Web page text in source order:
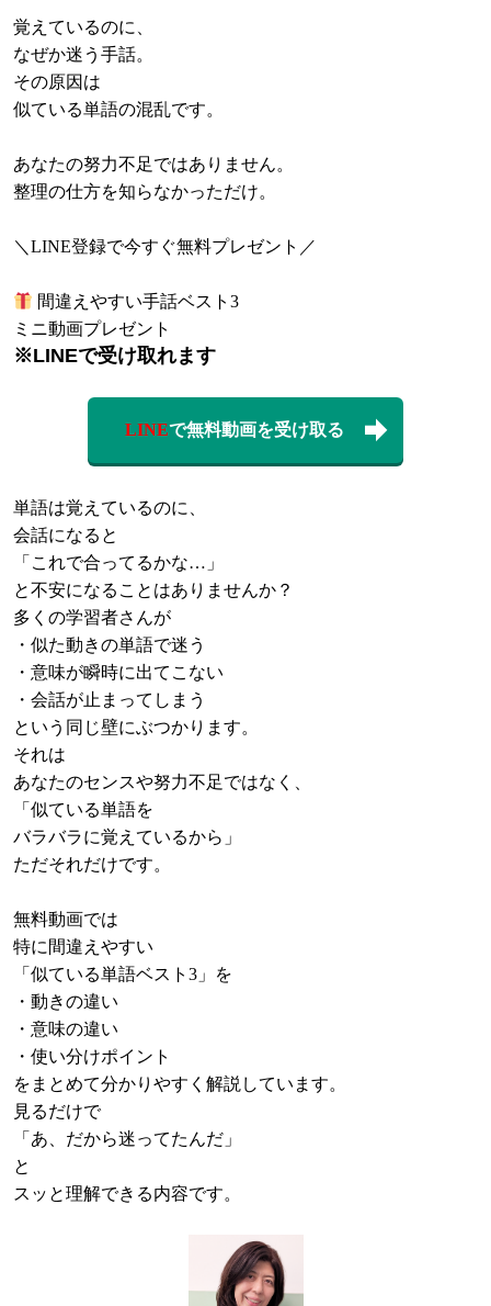
覚えているのに、
なぜか迷う手話。
その原因は
似ている単語の混乱です。
あなたの努力不足ではありません。
整理の仕方を知らなかっただけ。
＼LINE登録で今すぐ無料プレゼント／
間違えやすい手話ベスト3
ミニ動画プレゼント
※LINEで受け取れます
LINEで無料動画を受け取る
単語は覚えているのに、
会話になると
「これで合ってるかな…」
と不安になることはありませんか？
多くの学習者さんが
・似た動きの単語で迷う
・意味が瞬時に出てこない
・会話が止まってしまう
という同じ壁にぶつかります。
それは
あなたのセンスや努力不足ではなく、
「似ている単語を
バラバラに覚えているから」
ただそれだけです。
無料動画では
特に間違えやすい
「似ている単語ベスト3」を
・動きの違い
・意味の違い
・使い分けポイント
をまとめて分かりやすく解説しています。
見るだけで
「あ、だから迷ってたんだ」
と
スッと理解できる内容です。